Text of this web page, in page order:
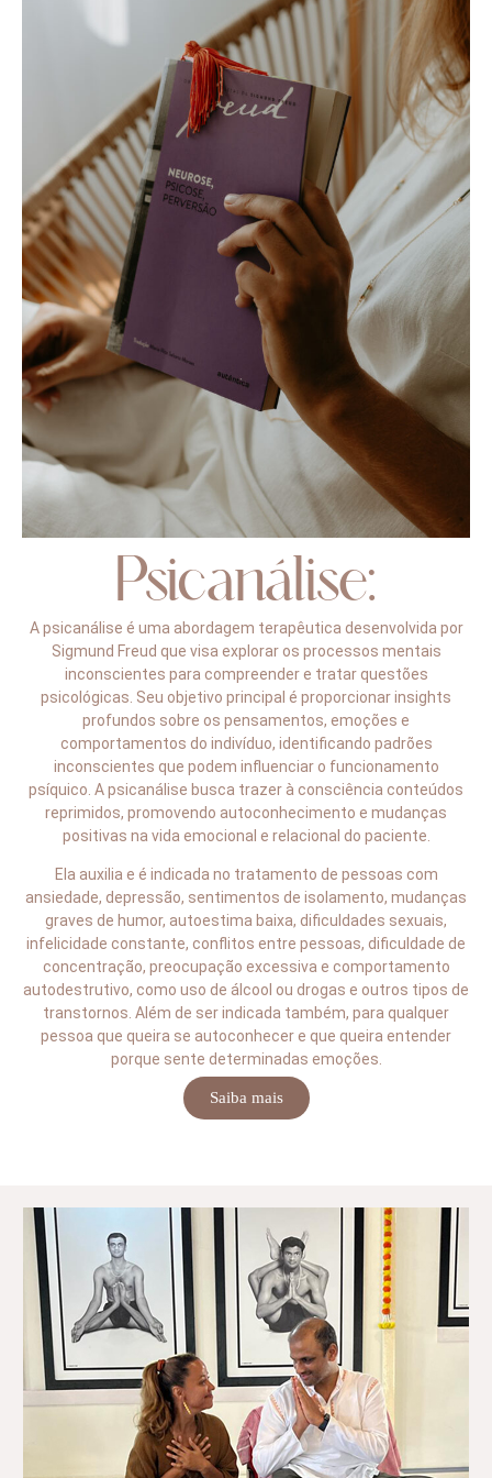
Psicanálise:
A psicanálise é uma abordagem terapêutica desenvolvida por
Sigmund Freud que visa explorar os processos mentais
inconscientes para compreender e tratar questões
psicológicas. Seu objetivo principal é proporcionar insights
profundos sobre os pensamentos, emoções e
comportamentos do indivíduo, identificando padrões
inconscientes que podem influenciar o funcionamento
psíquico. A psicanálise busca trazer à consciência conteúdos
reprimidos, promovendo autoconhecimento e mudanças
positivas na vida emocional e relacional do paciente.
Ela auxilia e é indicada no tratamento de pessoas com
ansiedade, depressão, sentimentos de isolamento, mudanças
graves de humor, autoestima baixa, dificuldades sexuais,
infelicidade constante, conflitos entre pessoas, dificuldade de
concentração, preocupação excessiva e comportamento
autodestrutivo, como uso de álcool ou drogas e outros tipos de
transtornos. Além de ser indicada também, para qualquer
pessoa que queira se autoconhecer e que queira entender
porque sente determinadas emoções.
Saiba mais